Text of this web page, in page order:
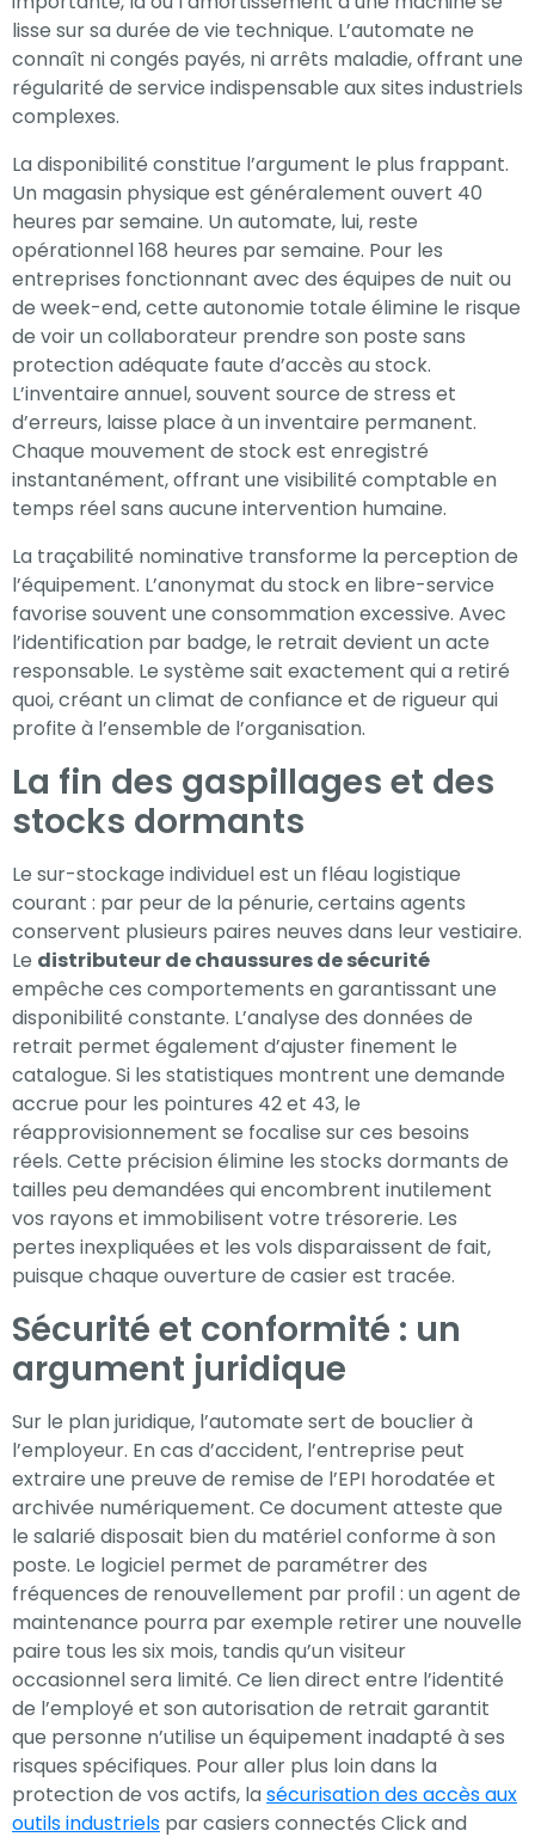
lisse sur sa durée de vie technique. L’automate ne
connaît ni congés payés, ni arrêts maladie, offrant une
régularité de service indispensable aux sites industriels
complexes.
La disponibilité constitue l’argument le plus frappant.
Un magasin physique est généralement ouvert 40
heures par semaine. Un automate, lui, reste
opérationnel 168 heures par semaine. Pour les
entreprises fonctionnant avec des équipes de nuit ou
de week-end, cette autonomie totale élimine le risque
de voir un collaborateur prendre son poste sans
protection adéquate faute d’accès au stock.
L’inventaire annuel, souvent source de stress et
d’erreurs, laisse place à un inventaire permanent.
Chaque mouvement de stock est enregistré
instantanément, offrant une visibilité comptable en
temps réel sans aucune intervention humaine.
La traçabilité nominative transforme la perception de
l’équipement. L’anonymat du stock en libre-service
favorise souvent une consommation excessive. Avec
l’identification par badge, le retrait devient un acte
responsable. Le système sait exactement qui a retiré
quoi, créant un climat de confiance et de rigueur qui
profite à l’ensemble de l’organisation.
La fin des gaspillages et des
stocks dormants
Le sur-stockage individuel est un fléau logistique
courant : par peur de la pénurie, certains agents
conservent plusieurs paires neuves dans leur vestiaire.
Le distributeur de chaussures de sécurité
empêche ces comportements en garantissant une
disponibilité constante. L’analyse des données de
retrait permet également d’ajuster finement le
catalogue. Si les statistiques montrent une demande
accrue pour les pointures 42 et 43, le
réapprovisionnement se focalise sur ces besoins
réels. Cette précision élimine les stocks dormants de
tailles peu demandées qui encombrent inutilement
vos rayons et immobilisent votre trésorerie. Les
pertes inexpliquées et les vols disparaissent de fait,
puisque chaque ouverture de casier est tracée.
Sécurité et conformité : un
argument juridique
Sur le plan juridique, l’automate sert de bouclier à
l’employeur. En cas d’accident, l’entreprise peut
extraire une preuve de remise de l’EPI horodatée et
archivée numériquement. Ce document atteste que
le salarié disposait bien du matériel conforme à son
poste. Le logiciel permet de paramétrer des
fréquences de renouvellement par profil : un agent de
maintenance pourra par exemple retirer une nouvelle
paire tous les six mois, tandis qu’un visiteur
occasionnel sera limité. Ce lien direct entre l’identité
de l’employé et son autorisation de retrait garantit
que personne n’utilise un équipement inadapté à ses
risques spécifiques. Pour aller plus loin dans la
protection de vos actifs, lasécurisation des accès aux
outils industriels par casiers connectés Click and